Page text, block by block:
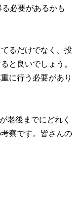
必要があるかも
るだけでなく、投
と良いでしょう。
に行う必要があり
老後までにどれく
察です。皆さんの